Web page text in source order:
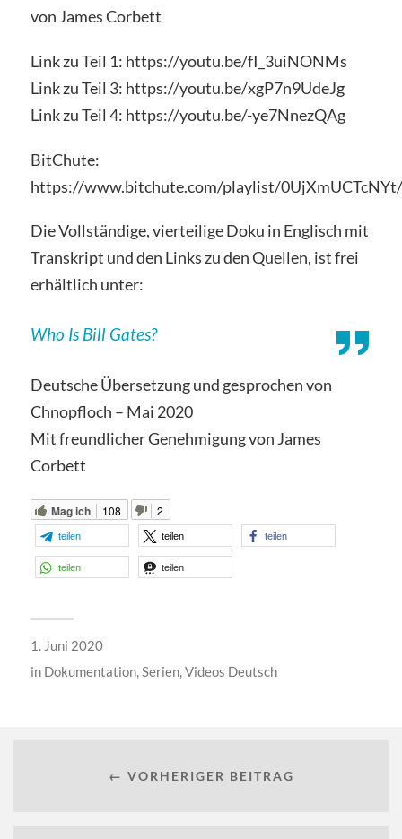
von James Corbett
Link zu Teil 1: https://youtu.be/fI_3uiNONMs
Link zu Teil 3: https://youtu.be/xgP7n9UdeJg
Link zu Teil 4: https://youtu.be/-ye7NnezQAg
BitChute:
https://www.bitchute.com/playlist/0UjXmUCTcNYt/
Die Vollständige, vierteilige Doku in Englisch mit
Transkript und den Links zu den Quellen, ist frei
erhältlich unter:
Who Is Bill Gates?
Deutsche Übersetzung und gesprochen von
Chnopfloch – Mai 2020
Mit freundlicher Genehmigung von James
Corbett
Mag ich 108 2
teilen teilen teilen
teilen teilen
1. Juni 2020
in Dokumentation,Serien,Videos Deutsch
← VORHERIGER BEITRAG